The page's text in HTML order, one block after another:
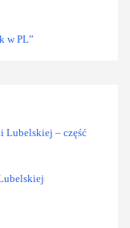
w PL”
Lubelskiej – część